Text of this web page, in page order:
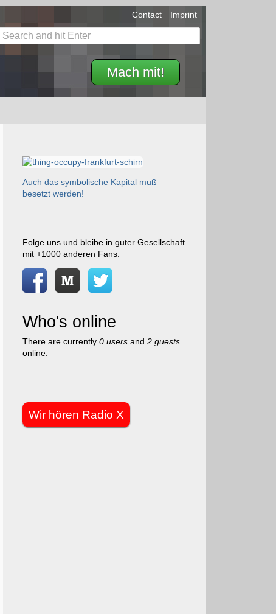
Mach mit!
Contact Imprint
Auch das symbolische Kapital muß
besetzt werden!
Folge uns und bleibe in guter Gesellschaft
mit +1000 anderen Fans.
Who's online
There are currently 0 usersand 2 guests
online.
Wir hören Radio X